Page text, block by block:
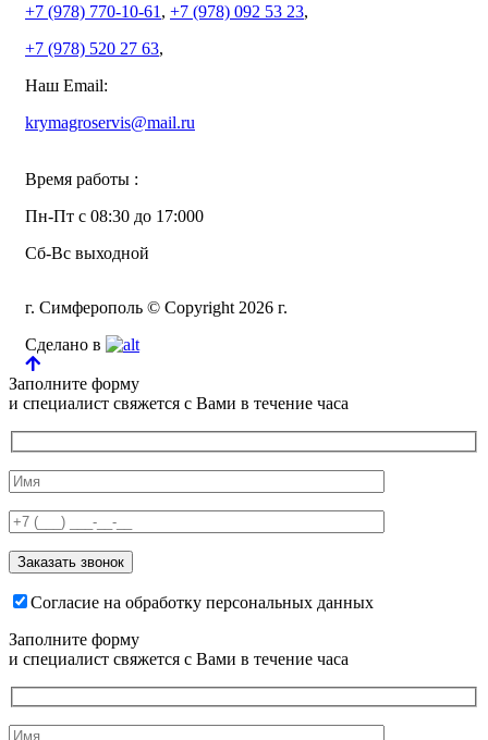
+7 (978) 770-10-61 , +7 (978) 092 53 23,
+7 (978) 520 27 63,
Наш Email:
krymagroservis@mail.ru
Время работы :
Пн-Пт с 08:30 до 17:000
Сб-Вс выходной
г. Симферополь © Copyright 2026 г.
Сделано в
Заполните форму
и специалист свяжется с Вами в течение часа
Согласие на обработку персональных данных
Заполните форму
и специалист свяжется с Вами в течение часа